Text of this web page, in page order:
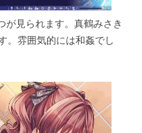
が見られます。真鶴みさき
。雰囲気的には和姦でし